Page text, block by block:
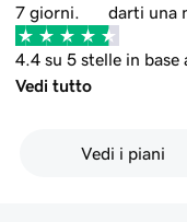
7 giorni.
darti una
4.4 su 5 stelle in base
Vedi tutto
Vedi i piani